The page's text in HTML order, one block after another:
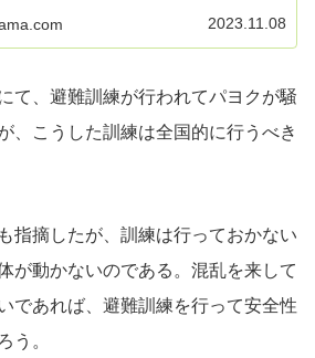
2023.11.08
て、避難訓練が行われてパヨクが騒
、こうした訓練は全国的に行うべき
指摘したが、訓練は行っておかない
が動かないのである。混乱を来して
であれば、避難訓練を行って安全性
う。